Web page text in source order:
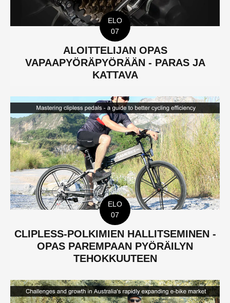
ELO
07
ALOITTELIJAN OPAS
VAPAAPYÖRÄPYÖRÄÄN - PARAS JA
KATTAVA
ELO
07
CLIPLESS-POLKIMIEN HALLITSEMINEN -
OPAS PAREMPAAN PYÖRÄILYN
TEHOKKUUTEEN